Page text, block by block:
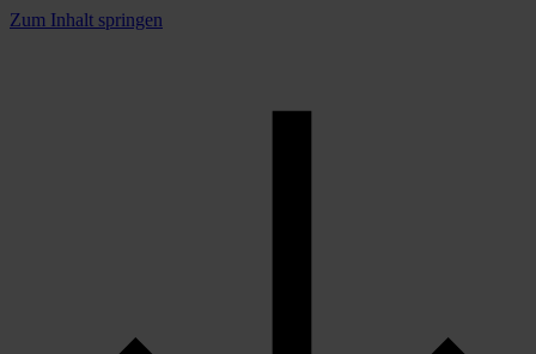
Zum Inhalt springen